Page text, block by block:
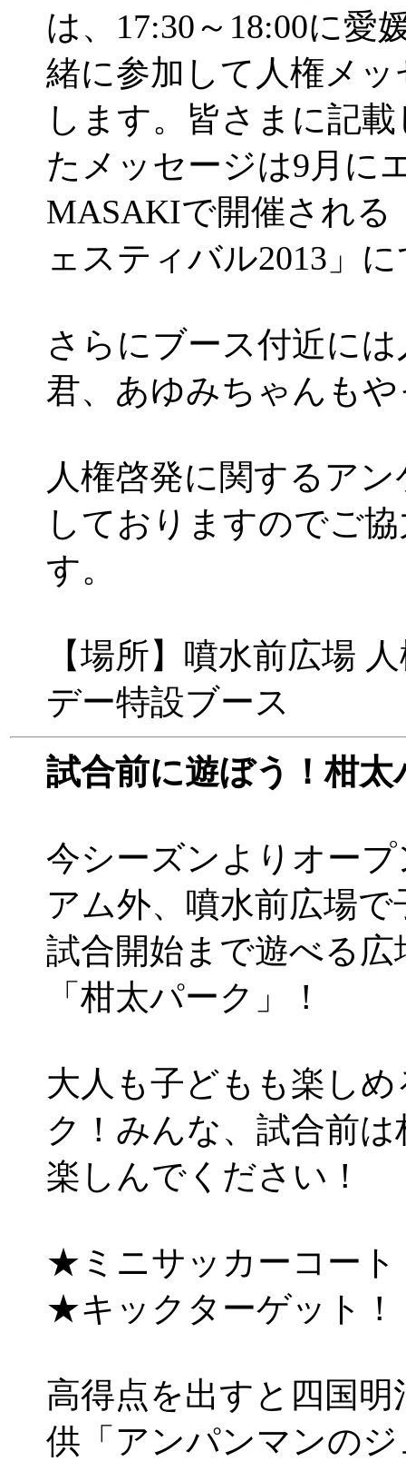
は、17:30～18:00に愛
緒に参加して人権メ
します。皆さまに記
たメッセージは9月に
MASAKIで開催される
ェスティバル2013」
さらにブース付近に
君、あゆみちゃんも
人権啓発に関するア
しておりますのでご
す。
【場所】噴水前広場
デー特設ブース
試合前に遊ぼう！柑太
今シーズンよりオー
アム外、噴水前広場
試合開始まで遊べる
「柑太パーク」！
大人も子どもも楽し
ク！みんな、試合前
楽しんでください！
★ミニサッカーコート
★キックターゲット！
高得点を出すと四国明
供「アンパンマンの